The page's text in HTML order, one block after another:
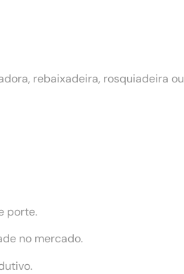
rebaixadeira, rosquiadeira ou
porte.
no mercado.